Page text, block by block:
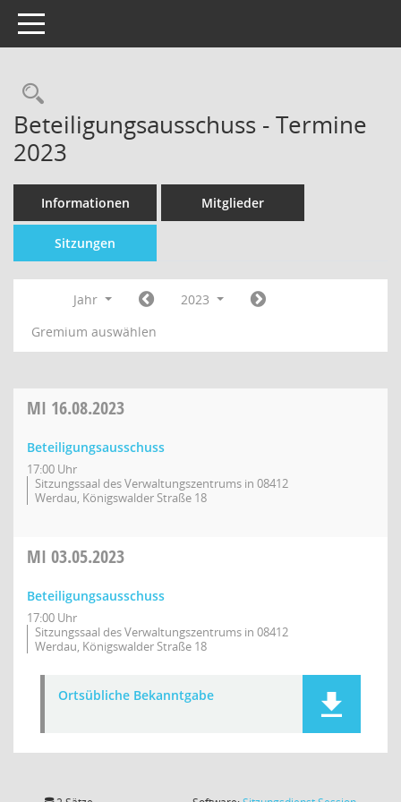
Toggle navigation
Beteiligungsausschuss - Termine
2023
Informationen Mitglieder
Sitzungen
Jahr
2023
Gremium auswählen
MI 16.08.2023
Beteiligungsausschuss
17:00 Uhr
Sitzungssaal des Verwaltungszentrums in 08412
Werdau, Königswalder Straße 18
MI 03.05.2023
Beteiligungsausschuss
17:00 Uhr
Sitzungssaal des Verwaltungszentrums in 08412
Werdau, Königswalder Straße 18
Ortsübliche Bekanntgabe